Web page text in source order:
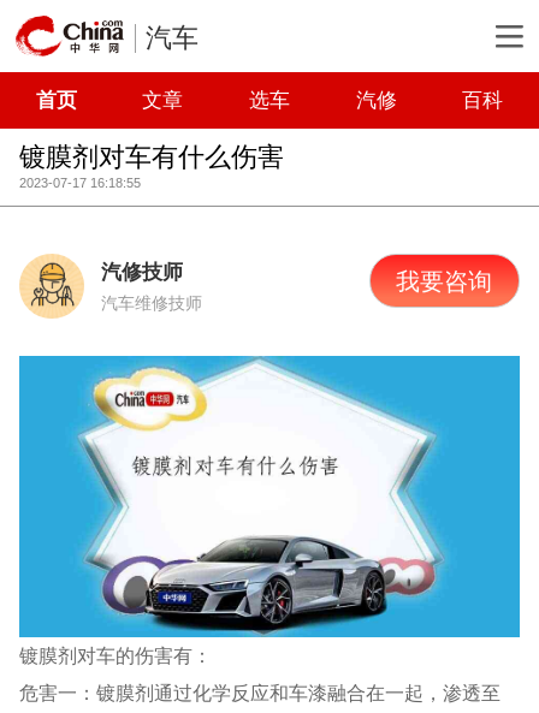
汽车
首页 文章 选车 汽修 百科
镀膜剂对车有什么伤害
2023-07-17 16:18:55
汽修技师
汽车维修技师
我要咨询
镀膜剂对车的伤害有：
危害一：镀膜剂通过化学反应和车漆融合在一起，渗透至